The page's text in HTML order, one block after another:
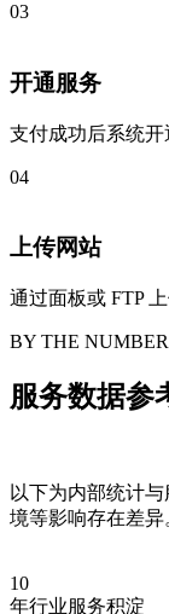
03
开通服务
支付成功后系统开
04
上传网站
通过面板或 FTP
BY THE
服务数据参
以下为内部统计
境等影响存在差异
10
年行业服务积淀